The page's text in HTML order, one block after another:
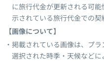
に旅行代金が更新される可
示されている旅行代金での契
【画像について】
掲載されている画像は、プ
選択された時季・天候などに